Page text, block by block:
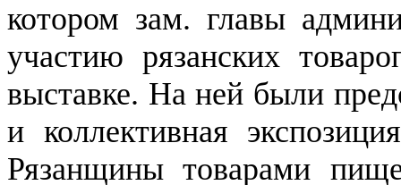
котором зам. главы
участию рязанских
выставке. На ней были
и коллективная
Рязанщины товарами